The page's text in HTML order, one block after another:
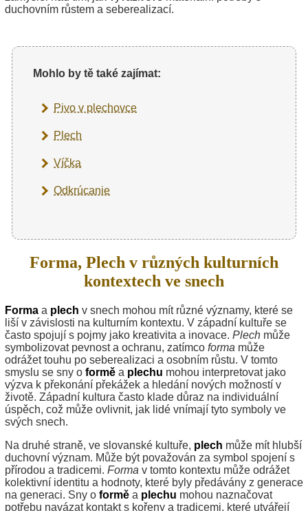
duchovním růstem a seberealizací.
Mohlo by tě také zajímat:
Pivo v plechovce
Plech
Víčka
Odkrúcanie
Forma, Plech v různých kulturních
kontextech ve snech
Forma a plech v snech mohou mít různé významy, které se
liší v závislosti na kulturním kontextu. V západní kultuře se
často spojují s pojmy jako kreativita a inovace. Plech může
symbolizovat pevnost a ochranu, zatímco forma může
odrážet touhu po seberealizaci a osobním růstu. V tomto
smyslu se sny o formě a plechu mohou interpretovat jako
výzva k překonání překážek a hledání nových možností v
životě. Západní kultura často klade důraz na individuální
úspěch, což může ovlivnit, jak lidé vnímají tyto symboly ve
svých snech.
Na druhé straně, ve slovanské kultuře, plech může mít hlubší
duchovní význam. Může být považován za symbol spojení s
přírodou a tradicemi. Forma v tomto kontextu může odrážet
kolektivní identitu a hodnoty, které byly předávány z generace
na generaci. Sny o formě a plechu mohou naznačovat
potřebu navázat kontakt s kořeny a tradicemi, které utvářejí